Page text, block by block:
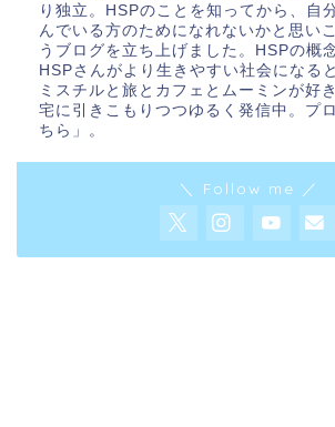
り独立。HSPのことを知ってから、自
んでいる方のためになれないかと思い
うブログを立ち上げました。HSPの概
HSPさんがより生きやすい社会になる
ミスチルと旅とカフェとムーミンが好
宅に引きこもりつつゆるく発信中。プ
ちら 」。
＼ Follow me ／